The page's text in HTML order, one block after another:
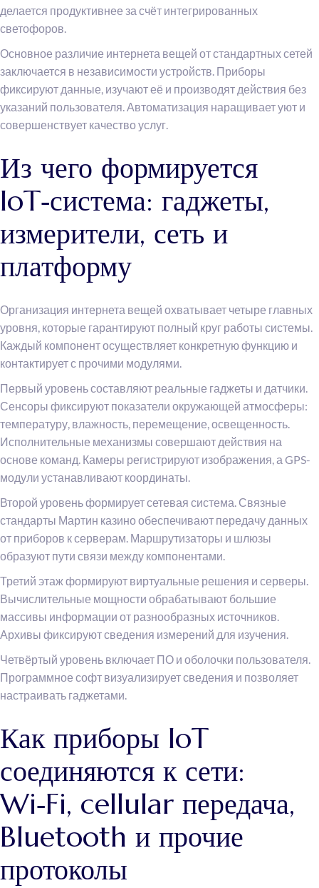
делается продуктивнее за счёт интегрированных
светофоров.
Основное различие интернета вещей от стандартных сетей
заключается в независимости устройств. Приборы
фиксируют данные, изучают её и производят действия без
указаний пользователя. Автоматизация наращивает уют и
совершенствует качество услуг.
Из чего формируется
IoT‑система: гаджеты,
измерители, сеть и
платформу
Организация интернета вещей охватывает четыре главных
уровня, которые гарантируют полный круг работы системы.
Каждый компонент осуществляет конкретную функцию и
контактирует с прочими модулями.
Первый уровень составляют реальные гаджеты и датчики.
Сенсоры фиксируют показатели окружающей атмосферы:
температуру, влажность, перемещение, освещенность.
Исполнительные механизмы совершают действия на
основе команд. Камеры регистрируют изображения, а GPS-
модули устанавливают координаты.
Второй уровень формирует сетевая система. Связные
стандарты Мартин казино обеспечивают передачу данных
от приборов к серверам. Маршрутизаторы и шлюзы
образуют пути связи между компонентами.
Третий этаж формируют виртуальные решения и серверы.
Вычислительные мощности обрабатывают большие
массивы информации от разнообразных источников.
Архивы фиксируют сведения измерений для изучения.
Четвёртый уровень включает ПО и оболочки пользователя.
Программное софт визуализирует сведения и позволяет
настраивать гаджетами.
Как приборы IoT
соединяются к сети:
Wi‑Fi, cellular передача,
Bluetooth и прочие
протоколы